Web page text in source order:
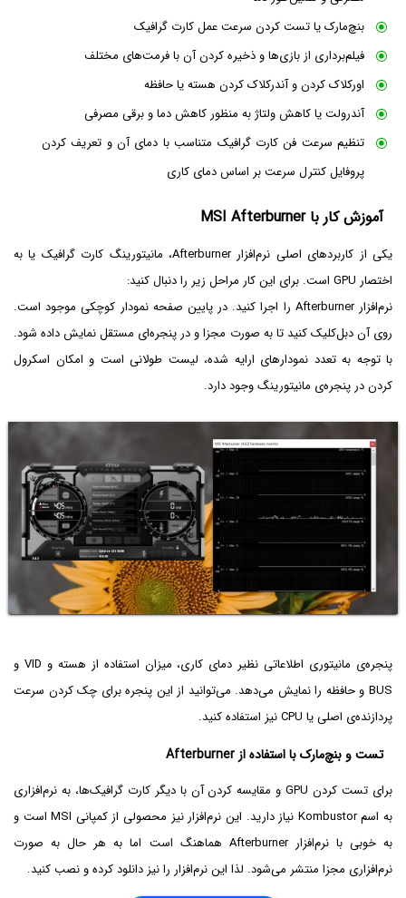
بنچ‌مارک یا تست کردن سرعت عمل کارت گرافیک
فیلم‌برداری از بازی‌ها و ذخیره کردن آن با فرمت‌های مختلف
اورکلاک کردن و آندرکلاک کردن هسته یا حافظه
آندرولت یا کاهش ولتاژ به منظور کاهش دما و برقی مصرفی
تنظیم سرعت فن کارت گرافیک متناسب با دمای آن و تعریف کردن
پروفایل کنترل سرعت بر اساس دمای کاری
آموزش کار با MSI Afterburner
یکی از کاربردهای اصلی نرم‌افزار Afterburner، مانیتورینگ کارت گرافیک یا به
اختصار GPU‌ است. برای این کار مراحل زیر را دنبال کنید:
نرم‌افزار Afterburner را اجرا کنید. در پایین صفحه نمودار کوچکی موجود است.
روی آن دبل‌کلیک کنید تا به صورت مجزا و در پنجره‌ای مستقل نمایش داده شود.
با توجه به تعدد نمودارهای ارایه شده، لیست طولانی است و امکان اسکرول
کردن در پنجره‌ی مانیتورینگ وجود دارد.
پنجره‌ی مانیتوری اطلاعاتی نظیر دمای کاری، میزان استفاده از هسته و VID و
BUS و حافظه را نمایش می‌دهد. می‌توانید از این پنجره برای چک کردن سرعت
پردازنده‌ی اصلی یا CPU نیز استفاده کنید.
تست و بنچ‌مارک با استفاده از Afterburner
برای تست کردن GPU و مقایسه کردن آن با دیگر کارت گرافیک‌ها، به نرم‌افزاری
به اسم Kombustor نیاز دارید. این نرم‌افزار نیز محصولی از کمپانی MSI است و
به خوبی با نرم‌افزار Afterburner هماهنگ است اما به هر حال به صورت
نرم‌افزاری مجزا منتشر می‌شود. لذا این نرم‌افزار را نیز دانلود کرده و نصب کنید.